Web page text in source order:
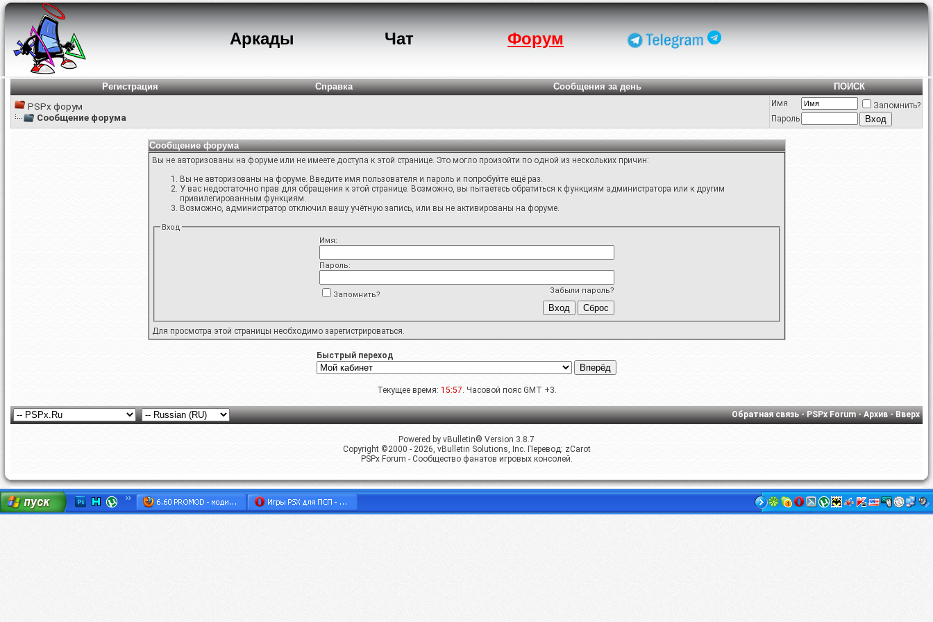
Аркады Чат Форум
Регистрация Справка Сообщения за день
ПОИСК
PSPx форум
Сообщение форума
Имя
Запомнить?
Пароль
Сообщение форума
Вы не авторизованы на форуме или не имеете доступа к этой странице. Это могло произойти по одной из нескольких причин:
Вы не авторизованы на форуме. Введите имя пользователя и пароль и попробуйте ещё раз.
У вас недостаточно прав для обращения к этой странице. Возможно, вы пытаетесь обратиться к функциям администратора или к другим
привилегированным функциям.
Возможно, администратор отключил вашу учётную запись, или вы не активированы на форуме.
Вход
Имя:
Пароль:
Забыли пароль?
Запомнить?
Для просмотра этой страницы необходимо зарегистрироваться.
Быстрый переход
Текущее время: 15:57. Часовой пояс GMT +3.
Обратная связь-PSPx Forum-Архив-Вверх
Powered by vBulletin® Version 3.8.7
Copyright ©2000 - 2026, vBulletin Solutions, Inc. Перевод: zCarot
PSPx Forum - Сообщество фанатов игровых консолей.